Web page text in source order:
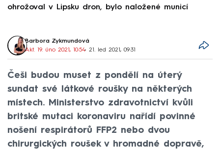
ohrožoval v Lipsku dron, bylo naložené municí
Barbora Zykmundová
Akt. 19. úno 2021, 10:54• 21. led 2021, 09:31
Češi budou muset z pondělí na úterý
sundat své látkové roušky na některých
místech. Ministerstvo zdravotnictví kvůli
britské mutaci koronaviru nařídí povinné
nošení respirátorů FFP2 nebo dvou
chirurgických roušek v hromadné dopravě,